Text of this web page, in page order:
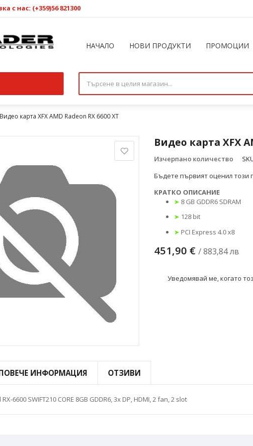
с нас: (+359)56 821300
НАЧАЛО НОВИ ПРОДУКТИ ПРОМОЦИИ
Видео карта XFX AMD Radeon RX 6600 XT
Видео карта XFX
Изчерпано количество
Бъдете първият оценил този
КРАТКО ОПИСАНИЕ
➤ 8 GB GDDR6 SDRAM
➤ 128 bit
➤ PCI Express 4.0 x8
451,90 € / 883,84 лв
Уведомявай ме, когато
ИНФОРМАЦИЯ ОТЗИВИ
6600 SWIFT210 CORE 8GB GDDR6, 3x DP, HDMI, 2 fan, 2 slot